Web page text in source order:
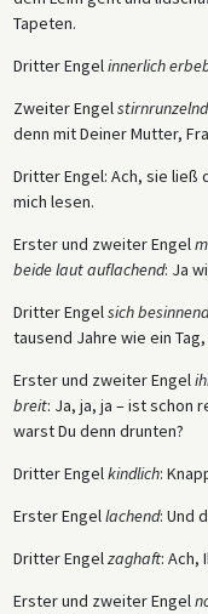
Tapeten.
Dritter Engelinnerlich
Zweiter Engel
denn mit Deiner Mutter,
Dritter Engel: Ach, sie
mich lesen.
Erster und zweiter Engel
beide laut auflachend: Ja
Dritter Engelsich
tausend Jahre wie ein
Erster und zweiter Engel
breit: Ja, ja, ja – ist schon
warst Du denn drunten?
Dritter Engelkindlich:
Erster Engellachend: Und
Dritter Engelzaghaft: Ach,
Erster und zweiter Engel